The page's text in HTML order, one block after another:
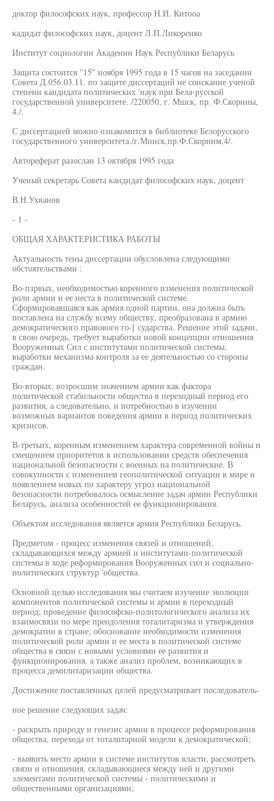
доктор философских наук, профессор Н.И. Китооа
кадидат философских наук, доцент Л.П.Ликореико
Институт социологии Акаденин Наук Республики Беларусь
Защита состоится "15" ноября 1995 года в 15 часов на заседании
Совета Д.056.03.11. по защите диссертаций не соискание ученой
степени кандидата политических 'наук при Бела-русской
государственной университете. /220050, г. Мшск, пр. Ф.Скорины,
4./.
С диссертацией можно ознакомится в библиотеке Белорусского
государственного университета./г.Минск,пр.Ф.Скоринм,4/.
Автореферат разослан 13 октября 1995 года
Ученый секретарь Совета кандидат философских наук, доцент
В.Н.Ухванов
- 1 -
ОБЩАЯ ХАРАКТЕРИСТИКА РАБОТЫ
Актуальность тены диссертации обусловлена следующими
обстоятельствами :
Во-пзрвых, необходимостью коренного изменения политической
роли армии и ее неста в политической системе.
Сформировавшаяся как армия одной партии, она должна быть
поставлена на службу всему обществу, преобразована в армию
демократического правового го-[ сударства. Решение этой задачи,
в свою очередь, требует выработки новой концепции отношения
Вооруженных Сил с институтами политической системы,
выработки механизма контроля за ее деятельностью со стороны
граждан.
Во-вторых, возросшим значением армии как фактора
политической стабильности общества в переходный период его
развития, а следовательно, и потребностью в изучении
возможных вариантов поведения армии в период политических
кризисов.
В-третьих, коренным изменением характера современной войны и
смещением приоритетов в использовании средств обеспечения
национальной безопасности с военных на политические. В
совокупности с изменением геополитической ситуации в мире и
появлением новых по характеру угроз национальной
безопасности потребовалось осмысление задач армии Республики
Беларусь, анализа особенностей ее функционирования.
Объектом исследования является армия Республики Беларусь.
Предметом - процесс изменения связей и отношений,
складывающихся между армией и институтами-политической
системы в ходе.реформирования Вооруженных сил и социально-
политических структур 'общества.
Основной целью исследования мы считаем изучение эволюции
компонентов политической системы и армии в переходный
период; проведение философско-политологического анализа их
взаимосвязи по мере преодоления тоталитаризма и утверждения
демократии в стране; обоснование необходимости изменения
политической роли армии и ее места в политической системе
общества в связи с новыми условиями ее развития и
функционирования, а также анализ проблем, возникающих в
процесса демилитаризации общества.
Достижение поставленных целей предусматривает последователь-
ное решение следующих задач:
- раскрыть природу и генезис армии в процессе реформирования
общества, перехода от тоталитарной модели к демократической;
- выявить место армии в системе институтов власти, рассмотреть
связи и отношения, складывающиеся между ней и другими
элементами политической системы - политическими и
общественными организациями;